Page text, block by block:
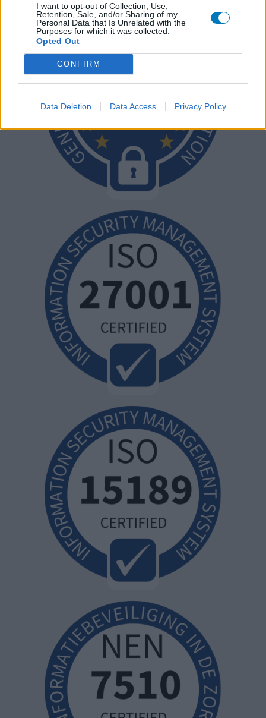
I want to opt-out of Collection, Use,
Retention, Sale, and/or Sharing of my
Personal Data that Is Unrelated with the
Purposes for which it was collected.
Opted Out
CONFIRM
Data Deletion Data Access Privacy Policy